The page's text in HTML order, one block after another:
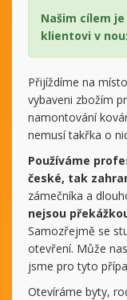
Našim cílem
klientovi v
Přijíždíme na
vybaveni zbožím
namontování
nemusí takřka o
Používáme
české, tak
zámečníka a
nejsou
Samozřejmě se
otevření. Může
jsme pro tyto
Otevíráme byty,